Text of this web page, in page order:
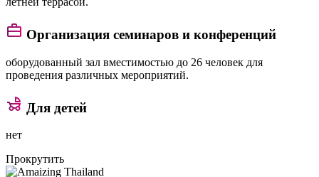
Организация семинаров и конференций
оборудованный зал вместимостью до 26 человек для
проведения различных мероприятий.
Для детей
нет
Прокрутить